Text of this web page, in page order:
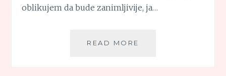
oblikujem da bude zanimljivije, ja…
READ MORE